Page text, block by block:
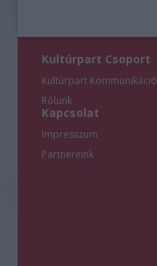
Kultúrpart Csoport
Kultúrpart Kommunikáció
Rólunk
Kapcsolat
Impresszum
Partnereink